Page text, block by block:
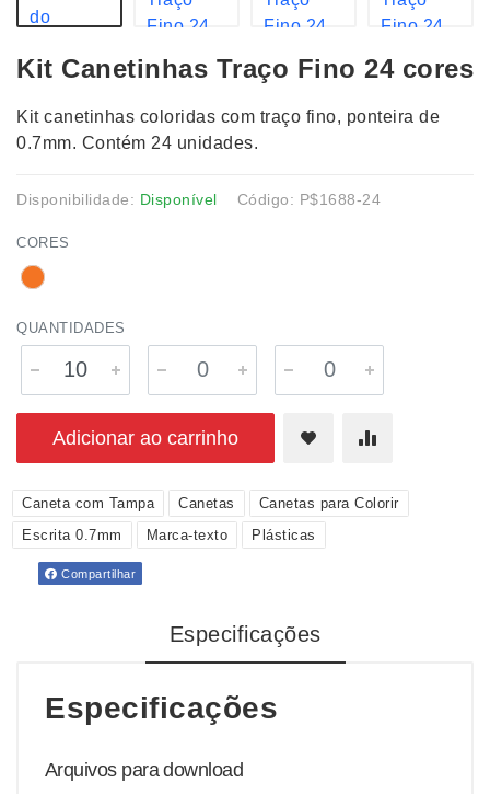
Kit Canetinhas Traço Fino 24 cores
Kit canetinhas coloridas com traço fino, ponteira de
0.7mm. Contém 24 unidades.
Disponibilidade: Disponível Código: P$1688-24
CORES
QUANTIDADES
Adicionar ao carrinho
Caneta com Tampa Canetas
Canetas para Colorir
Escrita 0.7mm
Marca-texto Plásticas
Compartilhar
Especificações
Especificações
Arquivos para download